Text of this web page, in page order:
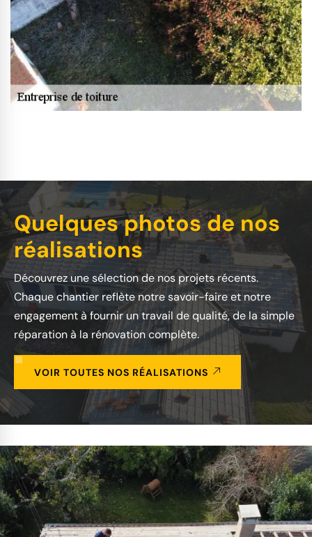
Quelques photos de nos
réalisations
Découvrez une sélection de nos projets récents.
Chaque chantier reflète notre savoir-faire et notre
engagement à fournir un travail de qualité, de la simple
réparation à la rénovation complète.
VOIR TOUTES NOS RÉALISATIONS